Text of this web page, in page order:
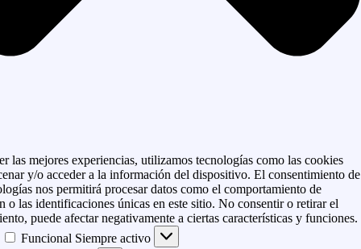
las mejores experiencias, utilizamos tecnologías como las cookies
y/o acceder a la información del dispositivo. El consentimiento de
nos permitirá procesar datos como el comportamiento de
o las identificaciones únicas en este sitio. No consentir o retirar el
puede afectar negativamente a ciertas características y funciones.
Funcional Siempre activo